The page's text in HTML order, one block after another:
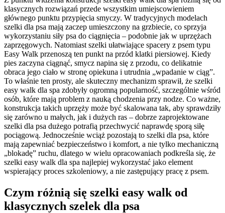
klasycznych rozwiązań przede wszystkim umiejscowieniem
głównego punktu przypięcia smyczy. W tradycyjnych modelach
szelki dla psa mają zaczep umieszczony na grzbiecie, co sprzyja
wykorzystaniu siły psa do ciągnięcia – podobnie jak w uprzężach
zaprzęgowych. Natomiast szelki ułatwiające spacery z psem typu
Easy Walk przenoszą ten punkt na przód klatki piersiowej. Kiedy
pies zaczyna ciągnąć, smycz napina się z przodu, co delikatnie
obraca jego ciało w stronę opiekuna i utrudnia „wpadanie w ciąg”.
To właśnie ten prosty, ale skuteczny mechanizm sprawił, że szelki
easy walk dla spa zdobyły ogromną popularność, szczególnie wśród
osób, które mają problem z nauką chodzenia przy nodze. Co ważne,
konstrukcja takich uprzęży może być skalowana tak, aby sprawdziły
się zarówno u małych, jak i dużych ras – dobrze zaprojektowane
szelki dla psa dużego potrafią przechwycić naprawdę sporą siłę
pociągową. Jednocześnie wciąż pozostają to szelki dla psa, które
mają zapewniać bezpieczeństwo i komfort, a nie tylko mechaniczną
„blokadę” ruchu, dlatego w wielu opracowaniach podkreśla się, że
szelki easy walk dla spa najlepiej wykorzystać jako element
wspierający proces szkoleniowy, a nie zastępujący pracę z psem.
Czym różnią się szelki easy walk od
klasycznych szelek dla psa